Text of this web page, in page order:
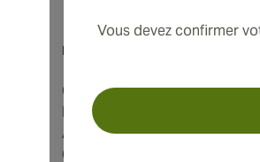
Vous devez confirmer
Informations
Conditions d'utilisation
Politique de confidentialité
À propos de nous
Contact